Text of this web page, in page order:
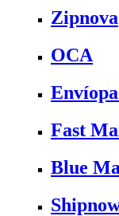
Zipnova
OCA
Fast
Blue